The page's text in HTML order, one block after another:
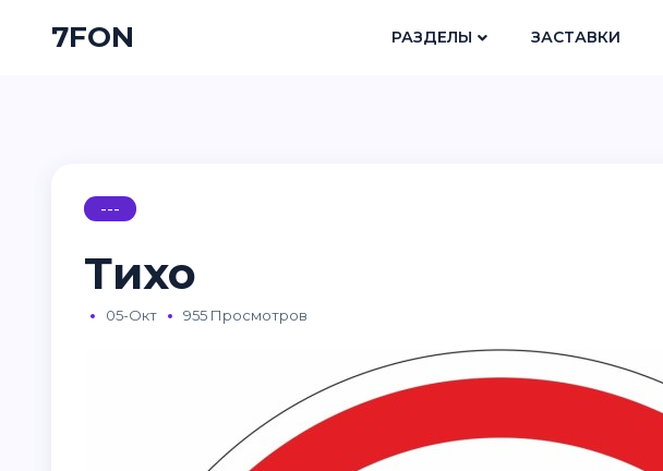
7FON РАЗДЕЛЫ ЗАСТАВКИ
---
Тихо
05-Окт 955 Просмотров